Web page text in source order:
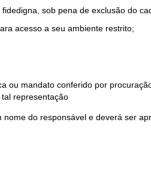
sob pena de exclusão do
acesso a seu ambiente restrito;
ou mandato conferido por
representação
do responsável e deverá ser